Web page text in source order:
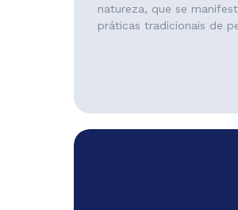
natureza, que se
práticas tradicionais de